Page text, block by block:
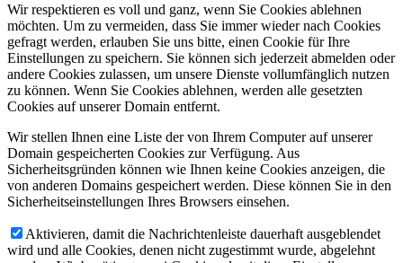
Wir respektieren es voll und ganz, wenn Sie Cookies ablehnen
möchten. Um zu vermeiden, dass Sie immer wieder nach Cookies
gefragt werden, erlauben Sie uns bitte, einen Cookie für Ihre
Einstellungen zu speichern. Sie können sich jederzeit abmelden oder
andere Cookies zulassen, um unsere Dienste vollumfänglich nutzen
zu können. Wenn Sie Cookies ablehnen, werden alle gesetzten
Cookies auf unserer Domain entfernt.
Wir stellen Ihnen eine Liste der von Ihrem Computer auf unserer
Domain gespeicherten Cookies zur Verfügung. Aus
Sicherheitsgründen können wie Ihnen keine Cookies anzeigen, die
von anderen Domains gespeichert werden. Diese können Sie in den
Sicherheitseinstellungen Ihres Browsers einsehen.
Aktivieren, damit die Nachrichtenleiste dauerhaft ausgeblendet
wird und alle Cookies, denen nicht zugestimmt wurde, abgelehnt